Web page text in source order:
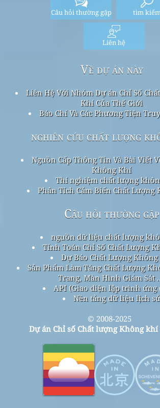
Câu hỏi thường gặp tìm
Liên hệ
Về dự án này
Liên Hệ Với Nhóm Dự án Chỉ Số
Khí Của Thế Giới
Báo Chí Và Các Phương Tiện
nghiên cứu chất lượng
Nguồn Cấp Thông Tin Và Bài Viết
Không Khí
Thí nghiệm chất lượng
Phân Tích Cảm Biến Chất Lượng
Câu hỏi thường gặp
nguồn dữ liệu chất lượng
Tính Toán Chỉ Số Chất Lượng
Dự Báo Chất Lượng
Sản Phẩm Làm Tăng Chất Lượng
Trang, Màn Hình Giám Sát
API (Giao diện lập trình ứng
Nền tảng dữ liệu lịch
© 2008-2025
Dự án Chỉ số Chất lượng Không